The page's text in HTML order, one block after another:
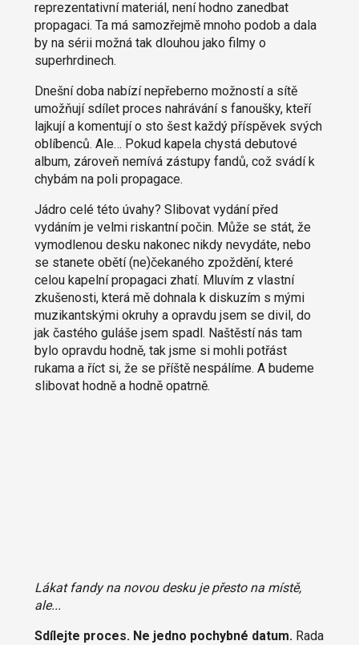
reprezentativní materiál, není hodno zanedbat
propagaci. Ta má samozřejmě mnoho podob a dala
by na sérii možná tak dlouhou jako filmy o
superhrdinech.
Dnešní doba nabízí nepřeberno možností a sítě
umožňují sdílet proces nahrávání s fanoušky, kteří
lajkují a komentují o sto šest každý příspěvek svých
oblíbenců. Ale… Pokud kapela chystá debutové
album, zároveň nemívá zástupy fandů, což svádí k
chybám na poli propagace.
Jádro celé této úvahy? Slibovat vydání před
vydáním je velmi riskantní počin. Může se stát, že
vymodlenou desku nakonec nikdy nevydáte, nebo
se stanete obětí (ne)čekaného zpoždění, které
celou kapelní propagaci zhatí. Mluvím z vlastní
zkušenosti, která mě dohnala k diskuzím s mými
muzikantskými okruhy a opravdu jsem se divil, do
jak častého guláše jsem spadl. Naštěstí nás tam
bylo opravdu hodně, tak jsme si mohli potřást
rukama a říct si, že se příště nespálíme. A budeme
slibovat hodně a hodně opatrně.
Lákat fandy na novou desku je přesto na místě,
ale...
Sdílejte proces. Ne jedno pochybné datum.Rada